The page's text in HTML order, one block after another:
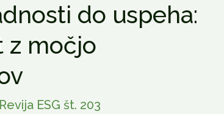
do uspeha:
z močjo
Revija ESG št. 203